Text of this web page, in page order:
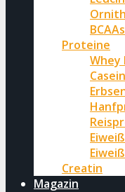
BCAAs
Proteine
Whey
Casein
Creatin
Magazin